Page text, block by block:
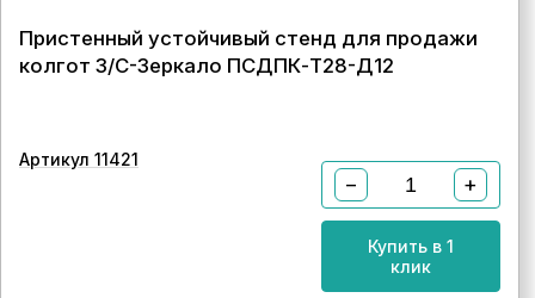
Пристенный устойчивый стенд для продажи
колгот З/C-Зеркало ПСДПК-Т28-Д12
Артикул 11421
− +
Купить в 1
клик